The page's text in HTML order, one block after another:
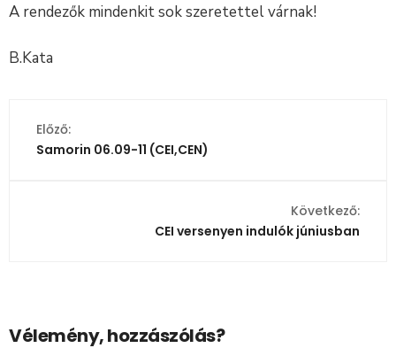
A rendezők mindenkit sok szeretettel várnak!
B.Kata
Előző:
Samorin 06.09-11 (CEI,CEN)
Következő:
CEI versenyen indulók júniusban
Vélemény, hozzászólás?